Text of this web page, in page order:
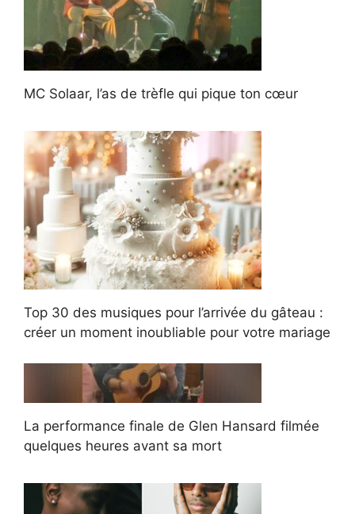
MC Solaar, l’as de trèfle qui pique ton cœur
Top 30 des musiques pour l’arrivée du gâteau :
créer un moment inoubliable pour votre mariage
La performance finale de Glen Hansard filmée
quelques heures avant sa mort